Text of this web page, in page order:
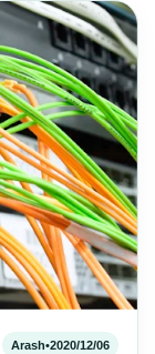
2020/12/06
•
Arash